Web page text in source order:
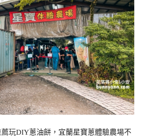
薦玩DIY蔥油餅，宜蘭星寶蔥體驗農場不